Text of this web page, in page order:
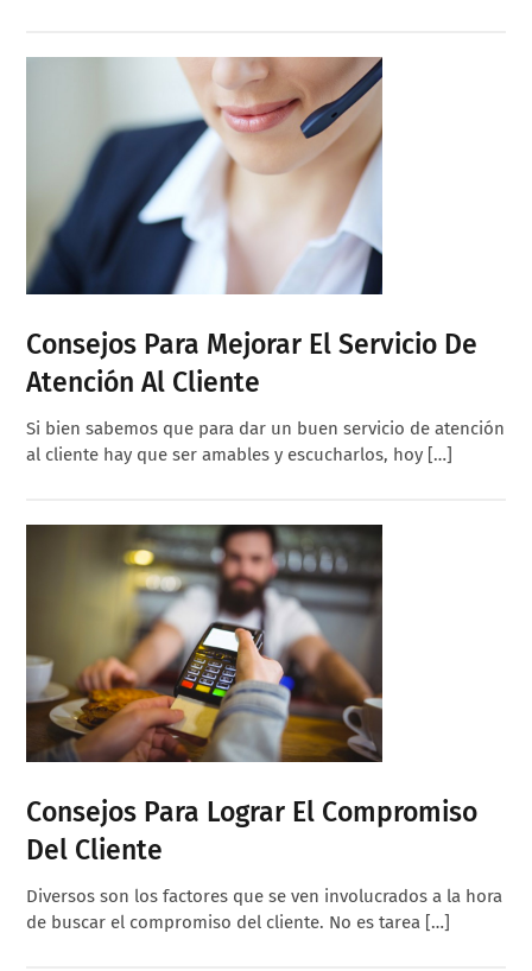
Consejos Para Mejorar El Servicio De
Atención Al Cliente
Si bien sabemos que para dar un buen servicio de atención
al cliente hay que ser amables y escucharlos, hoy […]
Consejos Para Lograr El Compromiso
Del Cliente
Diversos son los factores que se ven involucrados a la hora
de buscar el compromiso del cliente. No es tarea […]